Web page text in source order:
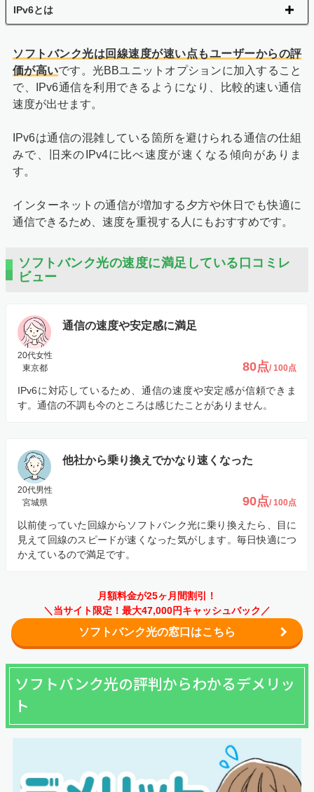
IPv6とは
ソフトバンク光は回線速度が速い点もユーザーからの評
価が高いです。光BBユニットオプションに加入すること
で、IPv6通信を利用できるようになり、比較的速い通信
速度が出せます。
IPv6は通信の混雑している箇所を避けられる通信の仕組
みで、旧来のIPv4に比べ速度が速くなる傾向がありま
す。
インターネットの通信が増加する夕方や休日でも快適に
通信できるため、速度を重視する人にもおすすめです。
ソフトバンク光の速度に満足している口コミレ
ビュー
通信の速度や安定感に満足
20代女性
東京都
80点/ 100点
IPv6に対応しているため、通信の速度や安定感が信頼できま
す。通信の不調も今のところは感じたことがありません。
他社から乗り換えでかなり速くなった
20代男性
宮城県
90点/ 100点
以前使っていた回線からソフトバンク光に乗り換えたら、目に
見えて回線のスピードが速くなった気がします。毎日快適につ
かえているので満足です。
月額料金が25ヶ月間割引！
＼当サイト限定！最大47,000円キャッシュバック／
ソフトバンク光の窓口はこちら
ソフトバンク光の評判からわかるデメリッ
ト